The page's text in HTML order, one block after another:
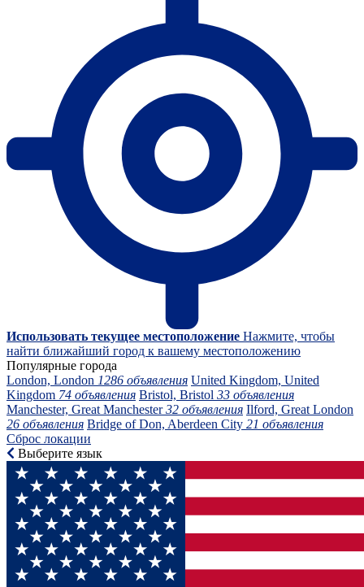
Использовать текущее местоположение Нажмите, чтобы
найти ближайший город к вашему местоположению
Популярные города
London, London 1286 объявления United Kingdom, United
Kingdom 74 объявления Bristol, Bristol 33 объявления
Manchester, Great Manchester32 объявления Ilford, Great London
26 объявления Bridge of Don, Aberdeen City 21 объявления
Сброс локации
Выберите язык